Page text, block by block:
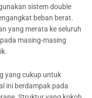
sistem double
beban berat.
yang merata ke seluruh
masing-masing
yang cukup untuk
ini berdampak pada